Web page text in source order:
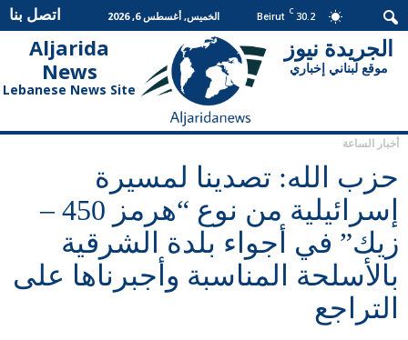
30.2
C
Beirut الخميس, أغسطس 6, 2026 اتصل بنا
Aljarida
News
Lebanese News Site
الجريدة
نيوز
الجريدة نيوز
موقع لبناني إخباري
أخبار الساعة
حزب الله: تصدينا لمسيرة
إسرائيلية من نوع “هرمز 450 –
زيك” في أجواء بلدة الشرقية
بالأسلحة المناسبة وأجبرناها على
التراجع